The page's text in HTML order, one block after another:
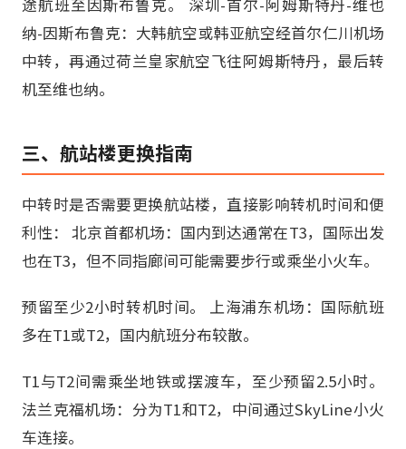
途航班至因斯布鲁克。 深圳-首尔-阿姆斯特丹-维也
纳-因斯布鲁克：大韩航空或韩亚航空经首尔仁川机场
中转，再通过荷兰皇家航空飞往阿姆斯特丹，最后转
机至维也纳。
三、航站楼更换指南
中转时是否需要更换航站楼，直接影响转机时间和便
利性： 北京首都机场：国内到达通常在T3，国际出发
也在T3，但不同指廊间可能需要步行或乘坐小火车。
预留至少2小时转机时间。 上海浦东机场：国际航班
多在T1或T2，国内航班分布较散。
T1与T2间需乘坐地铁或摆渡车，至少预留2.5小时。
法兰克福机场：分为T1和T2，中间通过SkyLine小火
车连接。